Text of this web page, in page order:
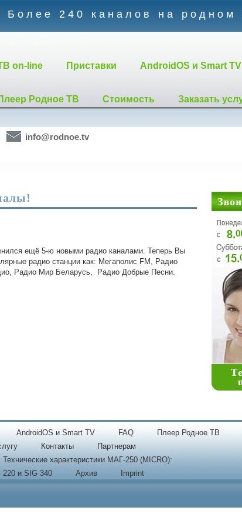
240 каналов на родном
on-line Приставки AndroidOS и Smart TV
Родное ТВ Стоимость Заказать
info@rodnoe.tv
ещё 5-ю новыми радио каналами. Теперь Вы
радио станции как: Мегаполис FM, Радио
Радио Мир Беларусь, Радио Добрые Песни.
AndroidOS и Smart TV FAQ
Плеер Родное ТВ
Контакты
Партнерам
Технические характеристики МАГ-250 (MICRO):
220 и SIG 340
Архив Imprint